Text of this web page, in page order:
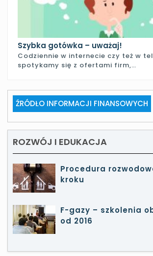
Szybka gotówka – uważaj!
Codziennie w internecie czy też w
spotykamy się z ofertami firm,…
ŹRÓDŁO INFORMACJI FINANSOWYCH
ROZWÓJ I EDUKACJA
Procedura
kroku
F-gazy – szkolenia
od 2016